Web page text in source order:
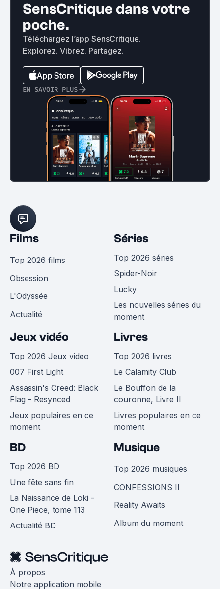
SensCritique dans votre
poche.
Téléchargez l’app SensCritique.
Explorez. Vibrez. Partagez.
EN SAVOIR PLUS
Films
Top 2026 films
Obsession
L'Odyssée
Actualité
Séries
Top 2026 séries
Spider-Noir
Lucky
Les nouvelles séries du
moment
Jeux vidéo
Top 2026 Jeux vidéo
007 First Light
Assassin's Creed: Black
Flag - Resynced
Jeux populaires en ce
moment
Livres
Top 2026 livres
Le Calamity Club
Le Bouffon de la
couronne, Livre II
Livres populaires en ce
moment
BD
Top 2026 BD
Une fête sans fin
La Naissance de Loki -
One Piece, tome 113
Actualité BD
Musique
Top 2026 musiques
CONFESSIONS II
Reality Awaits
Album du moment
À propos
Notre application mobile